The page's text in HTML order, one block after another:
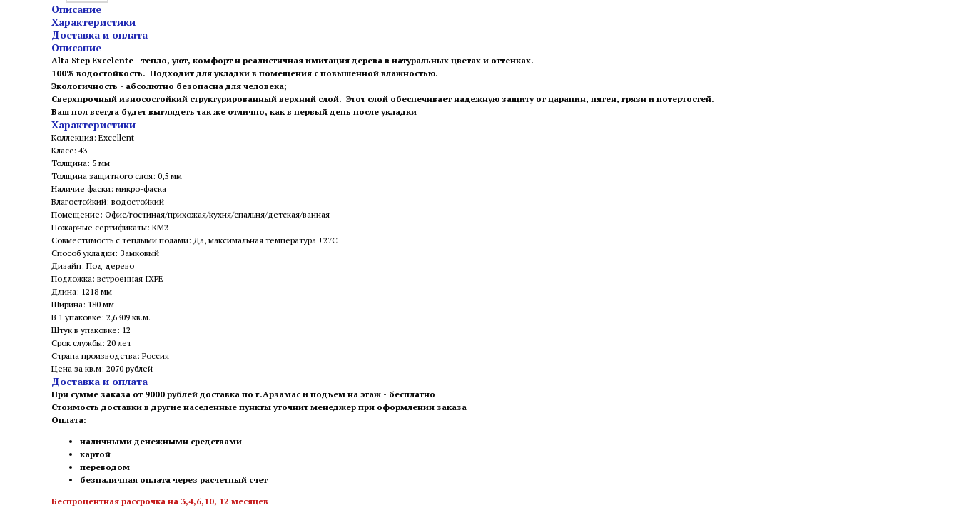
Описание
Характеристики
Доставка и оплата
Описание
Alta Step Excelente - тепло, уют, комфорт и реалистичная имитация дерева в натуральных цветах и оттенках.
100% водостойкость. Подходит для укладки в помещения с повышенной влажностью.
Экологичность - абсолютно безопасна для человека;
Сверхпрочный износостойкий структурированный верхний слой. Этот слой обеспечивает надежную защиту от царапин, пятен, грязи и потертостей.
Ваш пол всегда будет выглядеть так же отлично, как в первый день после укладки
Характеристики
Коллекция: Excellent
Класс: 43
Толщина: 5 мм
Толщина защитного слоя: 0,5 мм
Наличие фаски: микро-фаска
Влагостойкий: водостойкий
Помещение: Офис/гостиная/прихожая/кухня/спальня/детская/ванная
Пожарные сертификаты: КМ2
Совместимость с теплыми полами: Да, максимальная температура +27С
Способ укладки: Замковый
Дизайн: Под дерево
Подложка: встроенная IXPE
Длина: 1218 мм
Ширина: 180 мм
В 1 упаковке: 2,6309 кв.м.
Штук в упаковке: 12
Срок службы: 20 лет
Страна производства: Россия
Цена за кв.м: 2070 рублей
Доставка и оплата
При сумме заказа от 9000 рублей доставка по г.Арзамас и подъем на этаж - бесплатно
Стоимость доставки в другие населенные пункты уточнит менеджер при оформлении заказа
Оплата:
наличными денежными средствами
картой
переводом
безналичная оплата через расчетный счет
Беспроцентная рассрочка на 3,4,6,10, 12 месяцев